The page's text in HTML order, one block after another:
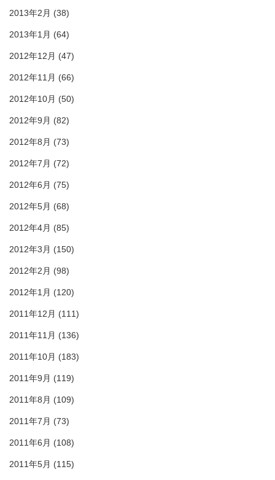
2013年2月 (38)
2013年1月 (64)
2012年12月 (47)
2012年11月 (66)
2012年10月 (50)
2012年9月 (82)
2012年8月 (73)
2012年7月 (72)
2012年6月 (75)
2012年5月 (68)
2012年4月 (85)
2012年3月 (150)
2012年2月 (98)
2012年1月 (120)
2011年12月 (111)
2011年11月 (136)
2011年10月 (183)
2011年9月 (119)
2011年8月 (109)
2011年7月 (73)
2011年6月 (108)
2011年5月 (115)